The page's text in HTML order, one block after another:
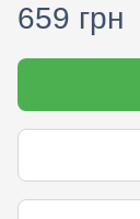
659 грн